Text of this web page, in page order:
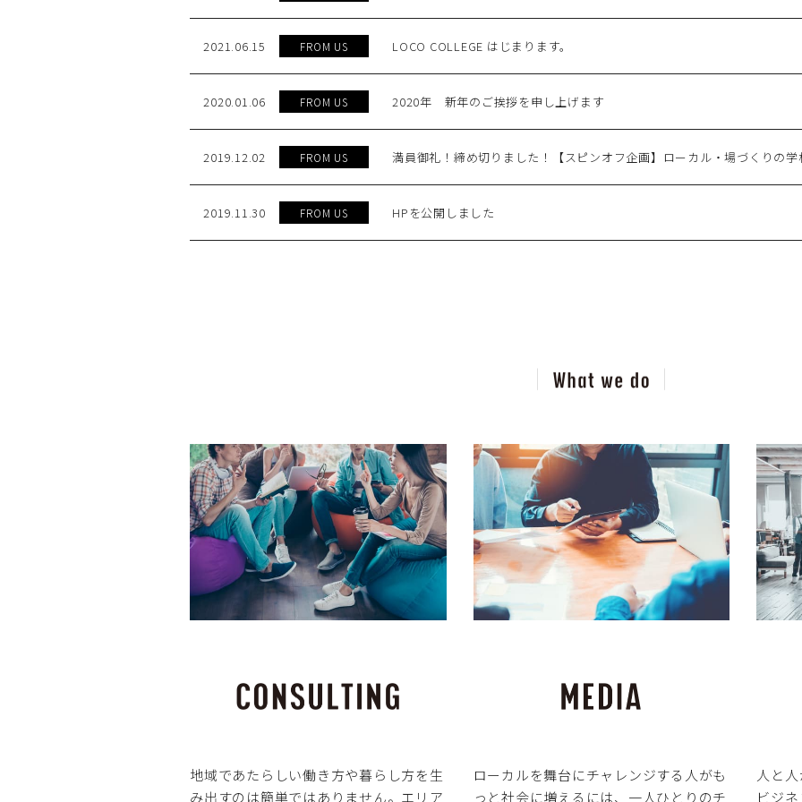
2021.06.15 FROM US LOCO COLLEGE はじまります。
2020.01.06 FROM US 2020年 新年のご挨拶を申し上げます
2019.12.02 FROM US 満員御礼！締め切りました！【スピンオフ企画】ローカル・場づくりの
2019.11.30 FROM US HPを公開しました
地域であたらしい働き方や暮らし方を生
み出すのは簡単ではありません。エリア
ローカルを舞台にチャレンジする人がも
っと社会に増えるには、一人ひとりのチ
人と
ビジ